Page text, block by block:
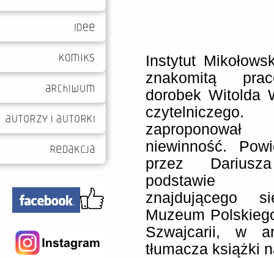
Instytut
znakomitą
dorobek Witolda
niewinność.
przez
podstawie
znajdującego
Muzeum
Szwajcarii, w
tłumacza książki